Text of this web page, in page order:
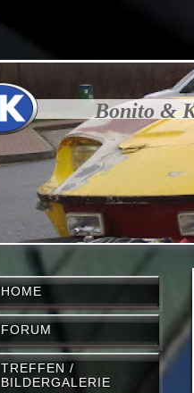
Bonito &
HOME
FORUM
TREFFEN /
BILDERGALERIE